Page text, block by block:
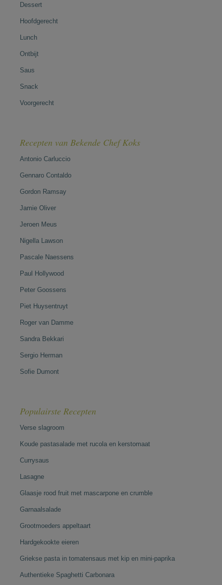
Dessert
Hoofdgerecht
Lunch
Ontbijt
Saus
Snack
Voorgerecht
Recepten van Bekende Chef Koks
Antonio Carluccio
Gennaro Contaldo
Gordon Ramsay
Jamie Oliver
Jeroen Meus
Nigella Lawson
Pascale Naessens
Paul Hollywood
Peter Goossens
Piet Huysentruyt
Roger van Damme
Sandra Bekkari
Sergio Herman
Sofie Dumont
Populairste Recepten
Verse slagroom
Koude pastasalade met rucola en kerstomaat
Currysaus
Lasagne
Glaasje rood fruit met mascarpone en crumble
Garnaalsalade
Grootmoeders appeltaart
Hardgekookte eieren
Griekse pasta in tomatensaus met kip en mini-paprika
Authentieke Spaghetti Carbonara